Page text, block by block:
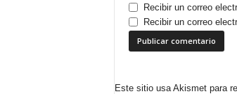
Recibir un correo
Recibir un correo
Este sitio usa Akismet para